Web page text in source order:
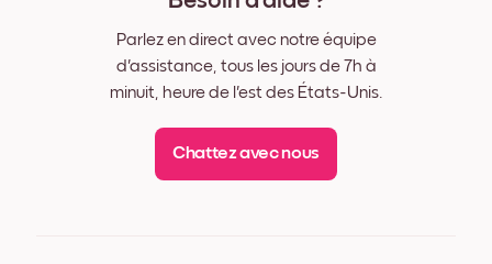
Parlez en direct avec notre équipe
d'assistance, tous les jours de 7h à
minuit, heure de l'est des États-Unis.
Chattez avec nous